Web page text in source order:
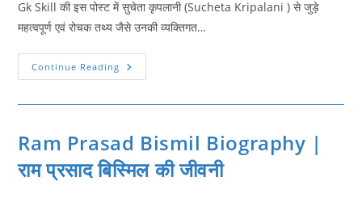
Gk Skill की इस पोस्ट में सुचेता कृपलानी (Sucheta Kripalani ) से जुड़े
महत्वपूर्ण एवं रोचक तथ्य जैसे उनकी व्यक्तिगत…
Continue Reading Sucheta
Kripalani
|
की
जीवनी
Ram Prasad Bismil Biography |
राम प्रसाद बिस्मिल की जीवनी